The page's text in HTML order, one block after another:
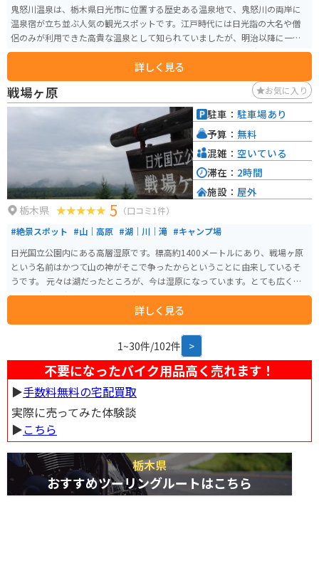
鬼怒川温泉は、栃木県日光市に位置する歴史ある温泉地で、鬼怒川の両岸に
温泉宿が立ち並ぶ人気の観光スポットです。江戸時代には日光詣の大名や僧
侶のみが利用できた高貴な温泉として知られていましたが、明治以降に一般
開放され、多くの人々に親しまれるようになりました。バブル時代はとても
弾けていた高級温泉街ですが、現在その多くは衰退、その跡が残っているの
も見どころです。 泉質はアルカリ性単純温泉で、肌に優しく、疲労回復やリ
ウマチ、神経痛などに効能があるとされています。温泉街では、鬼怒川の渓谷
美を楽しみながら露天風呂に浸かることができ、四季折々の自然の美しさが
魅力です。周辺には、東武ワールドスクウェアや日光江戸村などの観光スポ
ットも多く、温泉と観光の両方を楽しめる温泉地として、年間を通じて多く
詳しく見る
戦場ヶ原 お気に入り
栃木県 5 （口コミ1件）
#絶景スポット #山｜高原 #湖｜川｜滝 #キャンプ場
日光国立公園内にある高層湿原です。標高約1400メートルにあり、戦場ヶ原
という名前はかつて山の神がそこで争ったからということに由来しているそ
うです。 元々は湖だったところが、今は湿原になっています。とても広く、
周りを歩ける歩道もあるので、歩いて周りを1週することもできます。
詳しく見る
駐車： 駐車場あり
予算： 無料
混雑： 空いている
滞在： 2時間
施設： 屋外
1~30件/102件 >
不要になったバイク用品高く売れます！
▶︎手数料無料の宅配買取
実際に売ってみた体験談
▶︎こちら
栃木県
おすすめツーリングルートはこちら